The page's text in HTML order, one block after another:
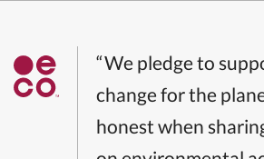
“We pledge to
change for the
honest when